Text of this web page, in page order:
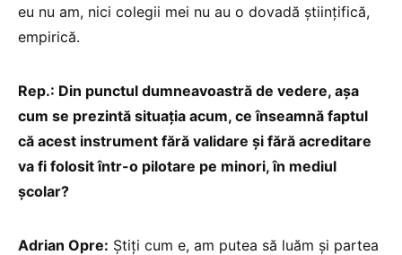
eu nu am, nici colegii mei nu au o dovadă științifică,
empirică.
Rep.: Din punctul dumneavoastră de vedere, așa
cum se prezintă situația acum, ce înseamnă faptul
că acest instrument fără validare și fără acreditare
va fi folosit într-o pilotare pe minori, în mediul
școlar?
Adrian Opre: Știți cum e, am putea să luăm și partea